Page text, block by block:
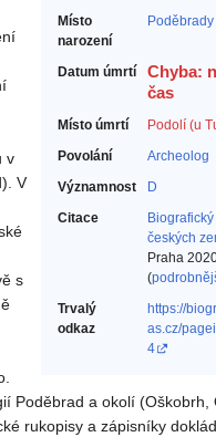
Místo
narození
Poděbrady
Datum úmrtí
Chyba:
čas
Místo úmrtí
Podolí (u
Povolání
Archeolog‎
Významnost
D
Citace
českých
Praha
(
Trvalý
odkaz
https://
as.cz/
4
v
V
s
Poděbrad a okolí (Oškobrh,
rukopisy a zápisníky